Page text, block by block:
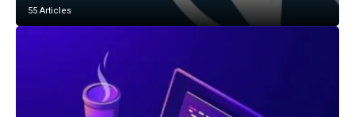
55 Articles